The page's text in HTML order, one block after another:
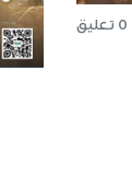
0 تعليق